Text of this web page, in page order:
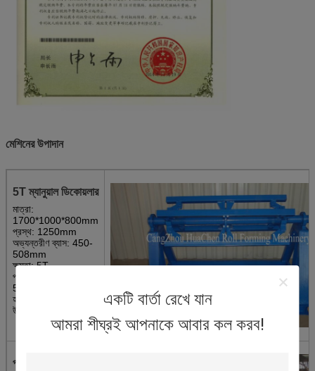
একটি বার্তা রেখে যান
আমরা শীঘ্রই আপনাকে আবার কল করব!
মেশিনের উপাদান
5T ম্যানুয়াল ডিকোয়লার
মাত্রা:
1700*1000*800mm
প্রস্থ: 1250mm
অভ্যন্তরীণ ব্যাস: 450-
508mm
ক্ষমতা: 5T
পরিমাণ: 1 সেট
5T থেকে 10T পর্যন্ত
হাইড্রোলিক প্রকার
উপলব্ধ
প্রধান রোল ফরমার